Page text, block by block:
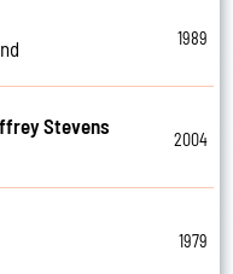
1989
Stevens
2004
1979